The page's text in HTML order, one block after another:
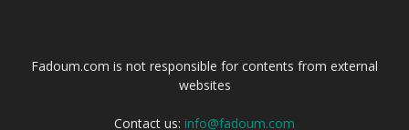
Fadoum.com is not responsible for contents from external
websites
Contact us: info@fadoum.com